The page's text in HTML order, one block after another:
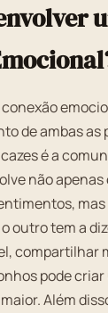
de ambas as
é a
não
outro tem a
compartilhar
pode
Além